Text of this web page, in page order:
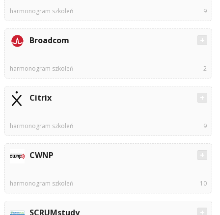
harmonogram szkoleń 9
Broadcom
harmonogram szkoleń 2
Citrix
harmonogram szkoleń 9
CWNP
harmonogram szkoleń 10
SCRUMstudy